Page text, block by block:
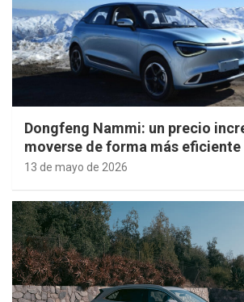
Dongfeng Nammi: un precio
moverse de forma más eficiente
13 de mayo de 2026